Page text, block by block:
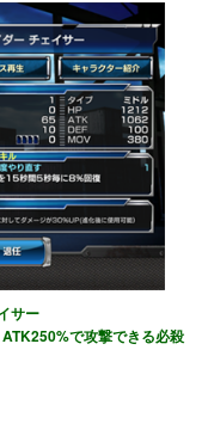
サー
で攻撃できる必殺